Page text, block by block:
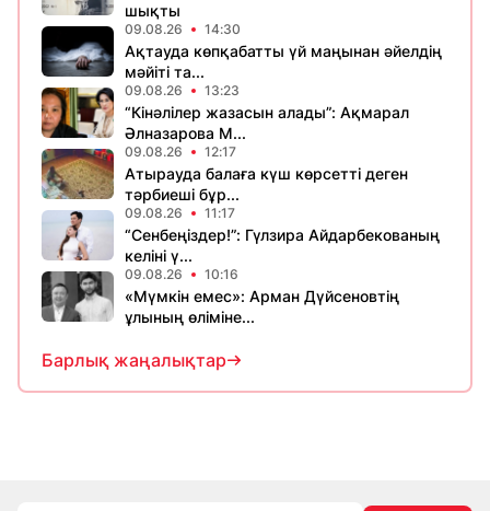
шықты
09.08.26 14:30
Ақтауда көпқабатты үй маңынан әйелдің
мәйіті та...
09.08.26 13:23
“Кінәлілер жазасын алады”: Ақмарал
Әлназарова М...
09.08.26 12:17
Атырауда балаға күш көрсетті деген
тәрбиеші бұр...
09.08.26 11:17
“Сенбеңіздер!”: Гүлзира Айдарбекованың
келіні ү...
09.08.26 10:16
«Мүмкін емес»: Арман Дүйсеновтің
ұлының өліміне...
Барлық жаңалықтар